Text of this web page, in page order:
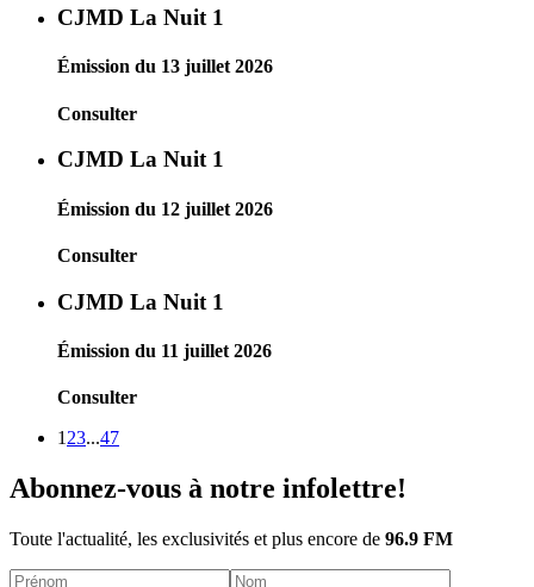
CJMD La Nuit 1
Émission du 13 juillet 2026
Consulter
CJMD La Nuit 1
Émission du 12 juillet 2026
Consulter
CJMD La Nuit 1
Émission du 11 juillet 2026
Consulter
1 23...47
Abonnez-vous à notre infolettre!
Toute l'actualité, les exclusivités et plus encore de 96.9 FM